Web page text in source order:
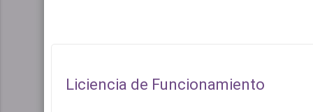
Liciencia de Funcionamiento